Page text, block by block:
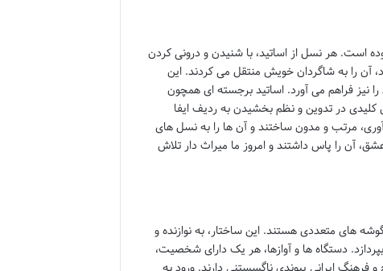
است. هر نسل از اساتید، با شنیدن و درونی کردن
آن را به شاگردان خویش منتقل می کردند. این
نیز فراهم می آورد. اساتید برجسته ای همچون
کلیدی در تدوین و نظم بخشیدن به ردیف ایفا
مرتب و مدون ساختند و آن ها را به نسل های
آن را پاس داشتند و امروز ما میراث دار تلاش
های متعددی هستند. این ساختار، به نوازنده و
دستگاه ها و آوازها، هر یک دارای شخصیت،